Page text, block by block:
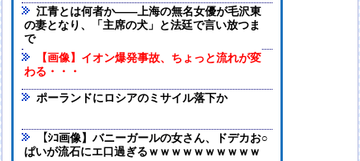
江青とは何者か——上海の無名女優が毛沢東
の妻となり、「主席の犬」と法廷で言い放つま
で
【画像】イオン爆発事故、ちょっと流れが変
わる・・・
ポーランドにロシアのミサイル落下か
【ｼｺ画像】バニーガールの女さん、ドデカお○
ぱいが流石にエ口過ぎるｗｗｗｗｗｗｗｗｗｗ